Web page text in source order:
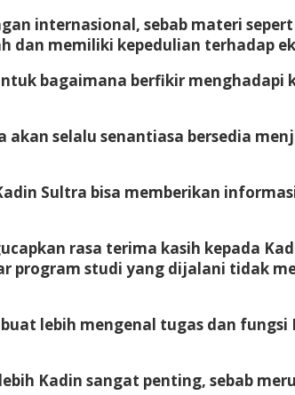
internasional, sebab materi
dan memiliki kepedulian terhadap
bagaimana berfikir menghadapi
selalu senantiasa bersedia
Sultra bisa memberikan
rasa terima kasih kepada
program studi yang dijalani tidak
lebih mengenal tugas dan
Kadin sangat penting, sebab